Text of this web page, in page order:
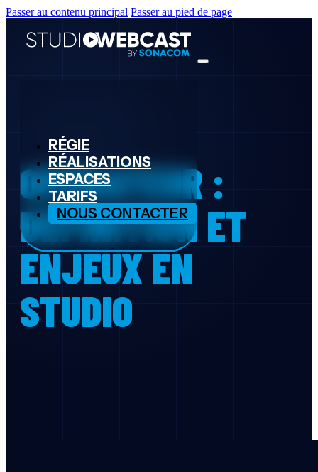
Passer au contenu principal Passer au pied de page
RÉGIE
RÉALISATIONS
ESPACES
TARIFS
NOUS CONTACTER
OPÉRATEUR :
DÉFINITION ET
ENJEUX EN
STUDIO